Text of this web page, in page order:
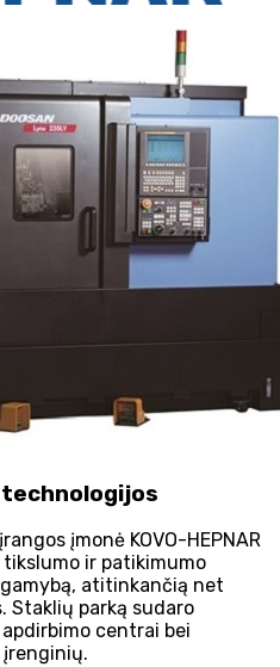
technologijos
įmonė KOVO-HEPNAR
ir patikimumo
atitinkančią net
Staklių parką sudaro
apdirbimo centrai bei